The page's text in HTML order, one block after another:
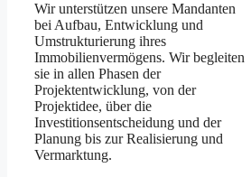
Wir unterstützen unsere Mandanten
bei Aufbau, Entwicklung und
Umstrukturierung ihres
Immobilienvermögens. Wir begleiten
sie in allen Phasen der
Projektentwicklung, von der
Projektidee, über die
Investitionsentscheidung und der
Planung bis zur Realisierung und
Vermarktung.